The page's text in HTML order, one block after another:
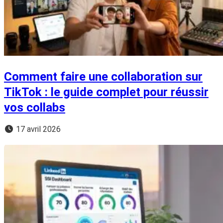
Comment faire une collaboration sur
TikTok : le guide complet pour réussir
vos collabs
17 avril 2026